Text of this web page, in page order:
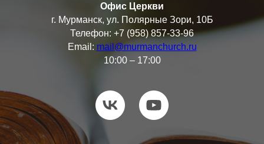
Офис Церкви
г. Мурманск, ул. Полярные Зори, 10Б
Телефон: +7 (958) 857-33-96
Email: mail@murmanchurch.ru
10:00 – 17:00